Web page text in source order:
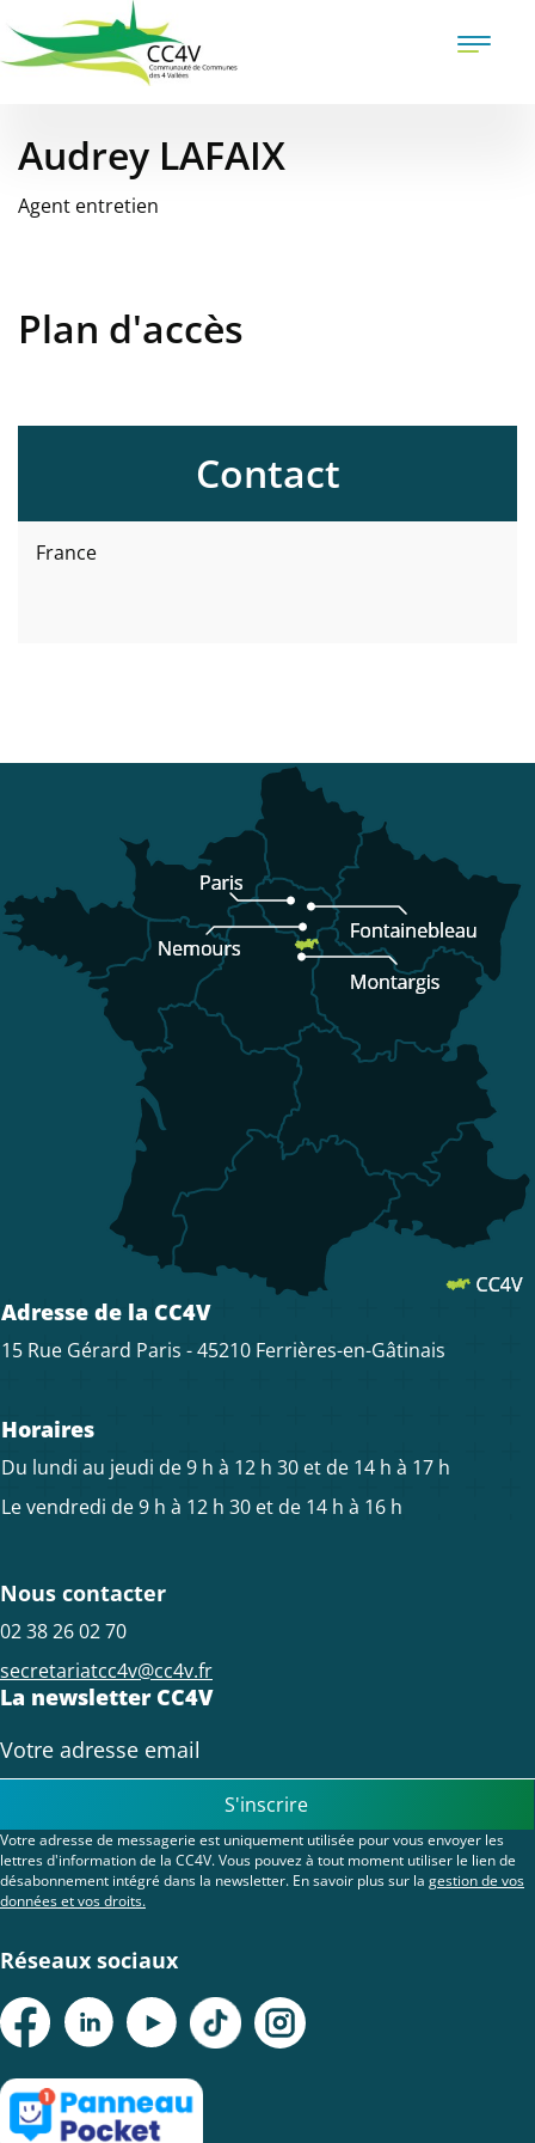
au
contenu
Toggle
Audrey LAFAIX
Présentation
Agent entretien
Plan d'accès
Contact
France
Adresse de la CC4V
15 Rue Gérard Paris - 45210 Ferrières-en-Gâtinais
Horaires
Du lundi au jeudi de 9 h à 12 h 30 et de 14 h à 17 h
Le vendredi de 9 h à 12 h 30 et de 14 h à 16 h
Nous contacter
02 38 26 02 70
secretariatcc4v@cc4v.fr
La newsletter CC4V
Votre adresse de messagerie est uniquement utilisée pour vous envoyer les
lettres d'information de la CC4V. Vous pouvez à tout moment utiliser le lien de
désabonnement intégré dans la newsletter. En savoir plus sur la gestion de vos
données et vos droits.
S'inscrire
Réseaux sociaux